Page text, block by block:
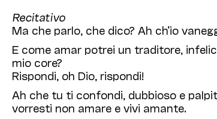
Recitativo
Ma che parlo, che dico? Ah ch’io
E come amar potrei un traditore,
mio core?
Rispondi, oh Dio, rispondi!
Ah che tu ti confondi, dubbioso e
vorresti non amare e vivi amante.